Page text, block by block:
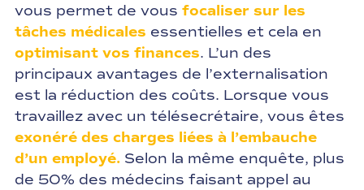
vous permet de vous focaliser sur les
tâches médicales essentielles et cela en
optimisant vos finances. L’un des
principaux avantages de l’externalisation
est la réduction des coûts. Lorsque vous
travaillez avec un télésecrétaire, vous êtes
exonéré des charges liées à l’embauche
d’un employé. Selon la même enquête, plus
de 50% des médecins faisant appel au